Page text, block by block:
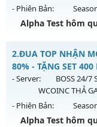
- Phiên Bản:
Alpha Test hôm
MU HỎA LONG -
Mu mới ra tháng 08
https://
Exp: 99999x - Drop:
Kiểu reset: Non Reset
2.ĐUA TOP NHẬN
80% - TẶNG SET
- Server:
BOSS 24/7
WCOINC THẢ
- Phiên Bản:
Alpha Test hôm